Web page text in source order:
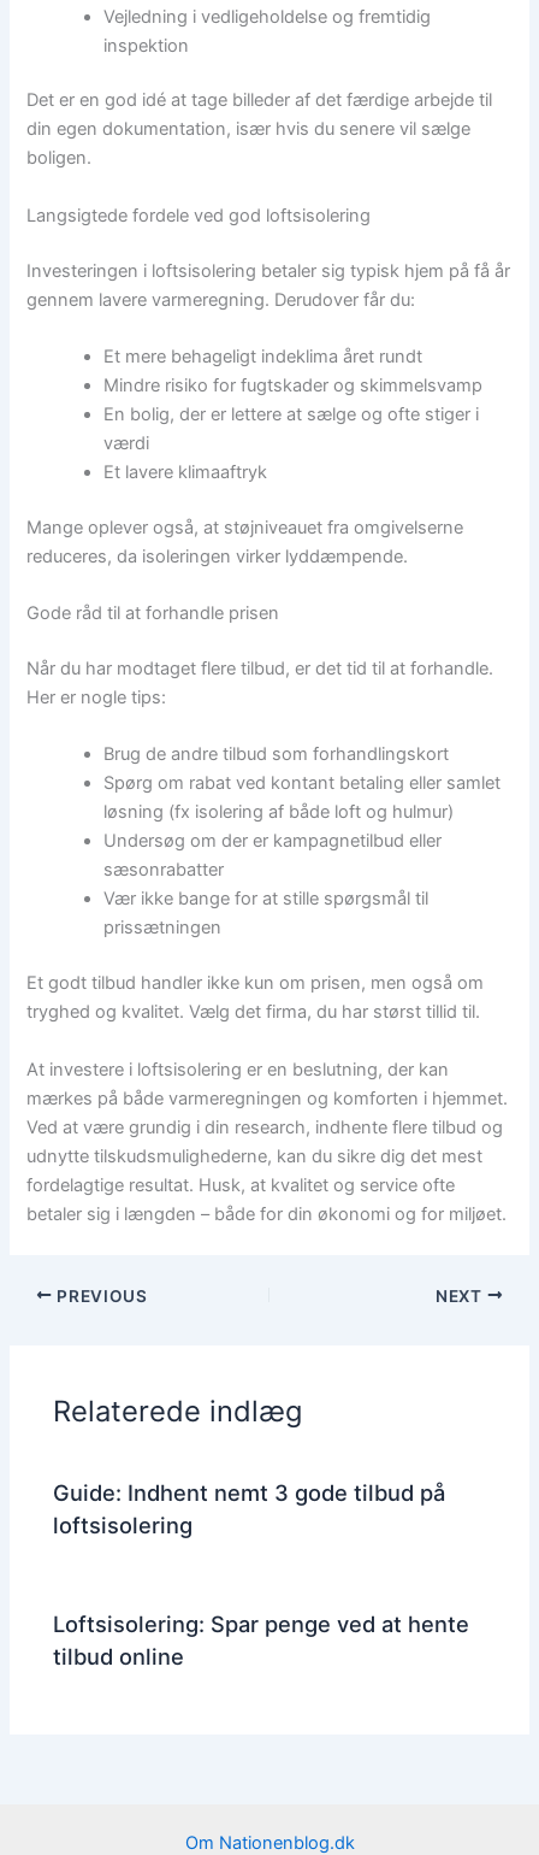
Vejledning i vedligeholdelse og fremtidig
inspektion
Det er en god idé at tage billeder af det færdige arbejde til
din egen dokumentation, især hvis du senere vil sælge
boligen.
Langsigtede fordele ved god loftsisolering
Investeringen i loftsisolering betaler sig typisk hjem på få år
gennem lavere varmeregning. Derudover får du:
Et mere behageligt indeklima året rundt
Mindre risiko for fugtskader og skimmelsvamp
En bolig, der er lettere at sælge og ofte stiger i
værdi
Et lavere klimaaftryk
Mange oplever også, at støjniveauet fra omgivelserne
reduceres, da isoleringen virker lyddæmpende.
Gode råd til at forhandle prisen
Når du har modtaget flere tilbud, er det tid til at forhandle.
Her er nogle tips:
Brug de andre tilbud som forhandlingskort
Spørg om rabat ved kontant betaling eller samlet
løsning (fx isolering af både loft og hulmur)
Undersøg om der er kampagnetilbud eller
sæsonrabatter
Vær ikke bange for at stille spørgsmål til
prissætningen
Et godt tilbud handler ikke kun om prisen, men også om
tryghed og kvalitet. Vælg det firma, du har størst tillid til.
At investere i loftsisolering er en beslutning, der kan
mærkes på både varmeregningen og komforten i hjemmet.
Ved at være grundig i din research, indhente flere tilbud og
udnytte tilskudsmulighederne, kan du sikre dig det mest
fordelagtige resultat. Husk, at kvalitet og service ofte
betaler sig i længden – både for din økonomi og for miljøet.
PREVIOUS NEXT
Relaterede indlæg
Guide: Indhent nemt 3 gode tilbud på
loftsisolering
Loftsisolering: Spar penge ved at hente
tilbud online
Om Nationenblog.dk